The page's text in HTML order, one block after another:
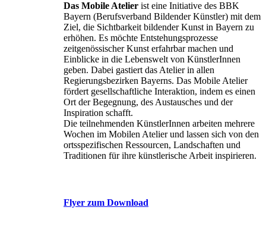
Das Mobile Atelier ist eine Initiative des BBK
Bayern (Berufsverband Bildender Künstler) mit dem
Ziel, die Sichtbarkeit bildender Kunst in Bayern zu
erhöhen. Es möchte Entstehungsprozesse
zeitgenössischer Kunst erfahrbar machen und
Einblicke in die Lebenswelt von KünstlerInnen
geben. Dabei gastiert das Atelier in allen
Regierungsbezirken Bayerns. Das Mobile Atelier
fördert gesellschaftliche Interaktion, indem es einen
Ort der Begegnung, des Austausches und der
Inspiration schafft.
Die teilnehmenden KünstlerInnen arbeiten mehrere
Wochen im Mobilen Atelier und lassen sich von den
ortsspezifischen Ressourcen, Landschaften und
Traditionen für ihre künstlerische Arbeit inspirieren.
Flyer zum Download